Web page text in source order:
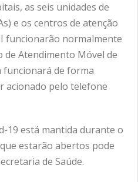
as seis unidades de
e os centros de atenção
funcionarão normalmente
de Atendimento Móvel de
funcionará de forma
acionado pelo telefone
19 está mantida durante o
estarão abertos pode
de Saúde.